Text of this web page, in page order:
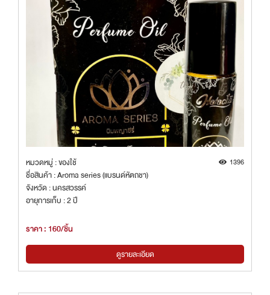
หมวดหมู่ : ของใช้ 1396
ชื่อสินค้า : Aroma series (แบรนด์หัตถชา)
จังหวัด : นครสวรรค์
อายุการเก็บ : 2 ปี
ราคา : 160/ชิ้น
ดูรายละเอียด